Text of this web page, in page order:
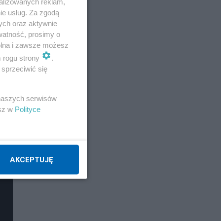
usług. Za zgodą
oraz aktywnie
prosimy o
i zawsze możesz
rogu strony
.
się
serwisów
w Polityce
AKCEPTUJĘ